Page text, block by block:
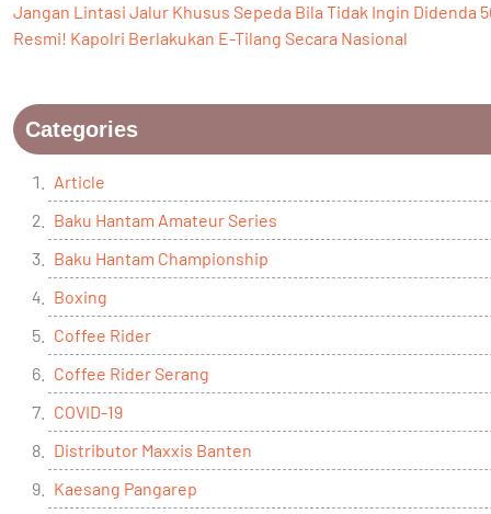
Jangan Lintasi Jalur Khusus Sepeda Bila Tidak Ingin Didenda
Resmi! Kapolri Berlakukan E-Tilang Secara Nasional
Categories
Article
Baku Hantam Amateur Series
Baku Hantam Championship
Boxing
Coffee Rider
Coffee Rider Serang
COVID-19
Distributor Maxxis Banten
Kaesang Pangarep